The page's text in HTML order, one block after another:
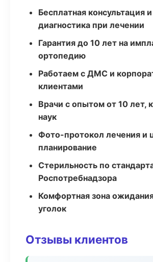
Бесплатная консультация и
диагностика при лечении
Гарантия до 10 лет на
ортопедию
Работаем с ДМС и
клиентами
Врачи с опытом от 10 лет,
наук
Фото-протокол лечения и
планирование
Стерильность по
Роспотребнадзора
Комфортная зона
уголок
Отзывы клиентов